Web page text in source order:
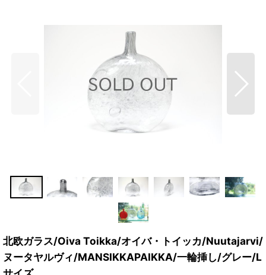
北欧ガラス/Oiva Toikka/オイバ・トイッカ/Nuutajarvi/
ヌータヤルヴィ/MANSIKKAPAIKKA/一輪挿し/グレー/L